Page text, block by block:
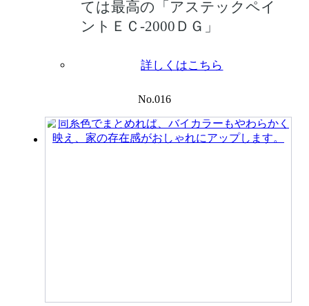
ては最高の「アステックペイ
ントＥＣ-2000ＤＧ」
詳しくはこちら
No.016